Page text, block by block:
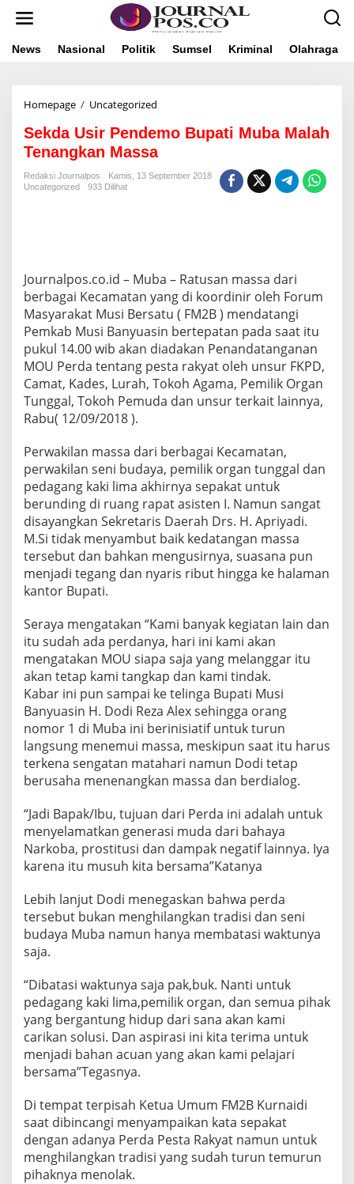
News Nasional Politik Sumsel Kriminal Olahraga
Homepage / Uncategorized
k
a
U
d
m
o
B
u
p
a
t
i
b
a
M
a
l
a
h
T
e
n
k
a
n
M
a
s
s
a
Sekda Usir Pendemo Bupati Muba Malah
Tenangkan Massa
Redaksi Journalpos
Kamis, 13 September 2018
Uncategorized
933 Dilihat
Journalpos.co.id – Muba – Ratusan massa dari
berbagai Kecamatan yang di koordinir oleh Forum
Masyarakat Musi Bersatu ( FM2B ) mendatangi
Pemkab Musi Banyuasin bertepatan pada saat itu
pukul 14.00 wib akan diadakan Penandatanganan
MOU Perda tentang pesta rakyat oleh unsur FKPD,
Camat, Kades, Lurah, Tokoh Agama, Pemilik Organ
Tunggal, Tokoh Pemuda dan unsur terkait lainnya,
Rabu( 12/09/2018 ).
Perwakilan massa dari berbagai Kecamatan,
perwakilan seni budaya, pemilik organ tunggal dan
pedagang kaki lima akhirnya sepakat untuk
berunding di ruang rapat asisten I. Namun sangat
disayangkan Sekretaris Daerah Drs. H. Apriyadi.
M.Si tidak menyambut baik kedatangan massa
tersebut dan bahkan mengusirnya, suasana pun
menjadi tegang dan nyaris ribut hingga ke halaman
kantor Bupati.
Seraya mengatakan “Kami banyak kegiatan lain dan
itu sudah ada perdanya, hari ini kami akan
mengatakan MOU siapa saja yang melanggar itu
akan tetap kami tangkap dan kami tindak.
Kabar ini pun sampai ke telinga Bupati Musi
Banyuasin H. Dodi Reza Alex sehingga orang
nomor 1 di Muba ini berinisiatif untuk turun
langsung menemui massa, meskipun saat itu harus
terkena sengatan matahari namun Dodi tetap
berusaha menenangkan massa dan berdialog.
“Jadi Bapak/Ibu, tujuan dari Perda ini adalah untuk
menyelamatkan generasi muda dari bahaya
Narkoba, prostitusi dan dampak negatif lainnya. Iya
karena itu musuh kita bersama”Katanya
Lebih lanjut Dodi menegaskan bahwa perda
tersebut bukan menghilangkan tradisi dan seni
budaya Muba namun hanya membatasi waktunya
saja.
“Dibatasi waktunya saja pak,buk. Nanti untuk
pedagang kaki lima,pemilik organ, dan semua pihak
yang bergantung hidup dari sana akan kami
carikan solusi. Dan aspirasi ini kita terima untuk
menjadi bahan acuan yang akan kami pelajari
bersama”Tegasnya.
Di tempat terpisah Ketua Umum FM2B Kurnaidi
saat dibincangi menyampaikan kata sepakat
dengan adanya Perda Pesta Rakyat namun untuk
menghilangkan tradisi yang sudah turun temurun
pihaknya menolak.